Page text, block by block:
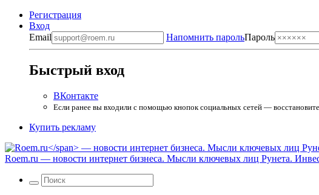
Регистрация
Вход
Email
Напомнить парольПароль
Быстрый вход
ВКонтакте
Если ранее вы входили с помощью кнопок социальных сетей —
Купить рекламу
Roem.ru — новости интернет бизнеса. Мысли ключевых лиц Рунета.